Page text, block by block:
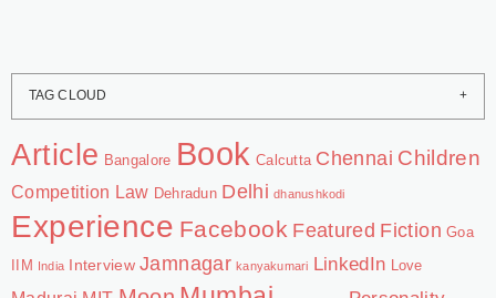
TAG CLOUD
Article Bangalore Book Calcutta Chennai Children
Competition Law Dehradun Delhi dhanushkodi
Experience Facebook Featured Fiction Goa
IIM
India Interview Jamnagar kanyakumari LinkedIn Love